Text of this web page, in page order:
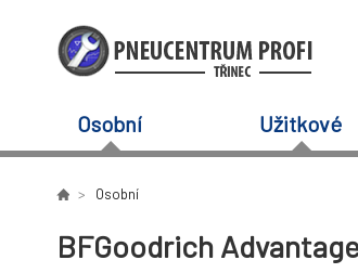
Osobní Užitkové
Osobní
BFGoodrich Advantage